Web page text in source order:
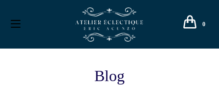
0
Blog